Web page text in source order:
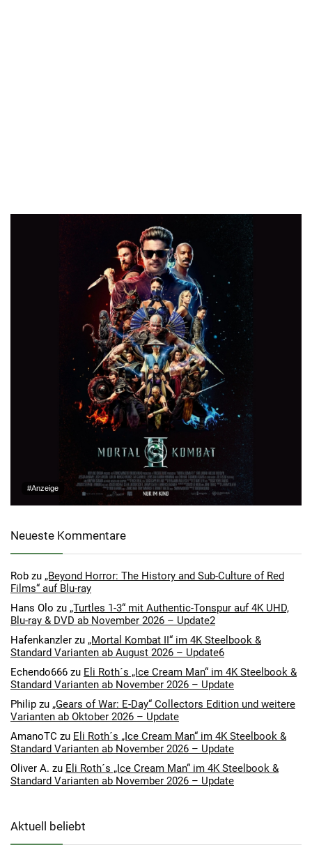
#Anzeige
Neueste Kommentare
Rob zu „Beyond Horror: The History and Sub-Culture of Red
Films“ auf Blu-ray
Hans Olo zu „Turtles 1-3“ mit Authentic-Tonspur auf 4K UHD,
Blu-ray & DVD ab November 2026 – Update2
Hafenkanzler zu „Mortal Kombat II“ im 4K Steelbook &
Standard Varianten ab August 2026 – Update6
Echendo666 zu Eli Roth´s „Ice Cream Man“ im 4K Steelbook &
Standard Varianten ab November 2026 – Update
Philip zu „Gears of War: E-Day“ Collectors Edition und weitere
Varianten ab Oktober 2026 – Update
AmanoTC zu Eli Roth´s „Ice Cream Man“ im 4K Steelbook &
Standard Varianten ab November 2026 – Update
Oliver A. zu Eli Roth´s „Ice Cream Man“ im 4K Steelbook &
Standard Varianten ab November 2026 – Update
Aktuell beliebt